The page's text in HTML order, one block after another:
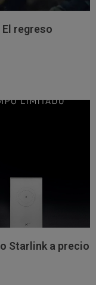
regreso
Starlink a precio